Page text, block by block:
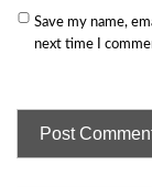
Save my name,
next time I